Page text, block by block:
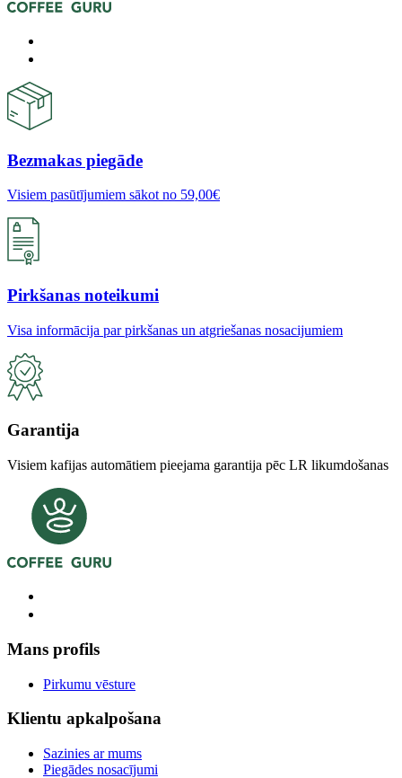
Bezmakas piegāde
Visiem pasūtījumiem sākot no 59,00€
Pirkšanas noteikumi
Visa informācija par pirkšanas un atgriešanas nosacijumiem
Garantija
Visiem kafijas automātiem pieejama garantija pēc LR likumdošanas
Mans profils
Pirkumu vēsture
Klientu apkalpošana
Sazinies ar mums
Piegādes nosacījumi